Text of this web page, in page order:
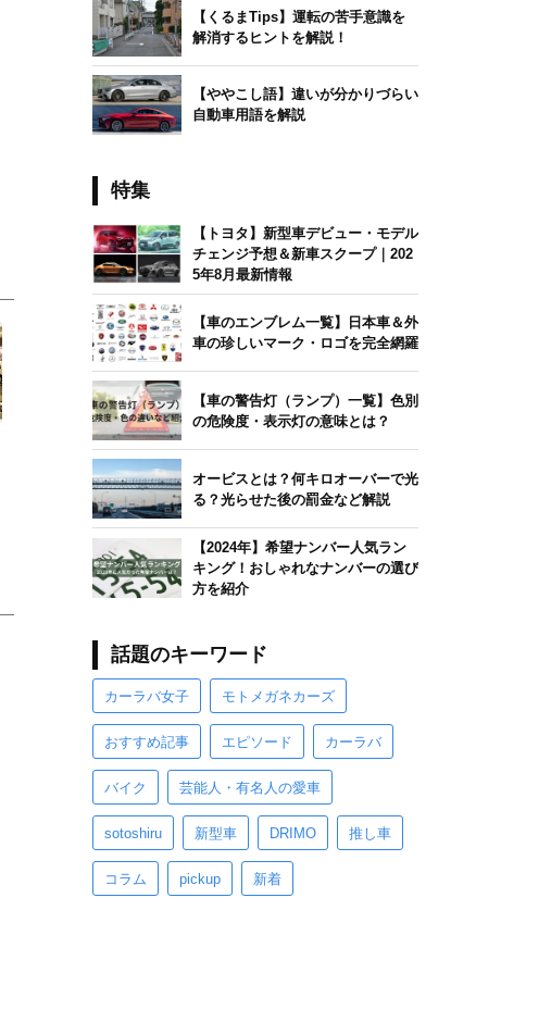
【くるまTips】運転の苦手意識を
解消するヒントを解説！
【ややこし語】違いが分かりづらい
自動車用語を解説
特集
【トヨタ】新型車デビュー・モデル
チェンジ予想＆新車スクープ｜202
5年8月最新情報
【車のエンブレム一覧】日本車＆外
車の珍しいマーク・ロゴを完全網羅
【車の警告灯（ランプ）一覧】色別
の危険度・表示灯の意味とは？
オービスとは？何キロオーバーで光
る？光らせた後の罰金など解説
【2024年】希望ナンバー人気ラン
キング！おしゃれなナンバーの選び
方を紹介
話題のキーワード
カーラバ女子 モトメガネカーズ
おすすめ記事 エピソード カーラバ
バイク 芸能人・有名人の愛車
sotoshiru 新型車 DRIMO 推し車
コラム pickup 新着